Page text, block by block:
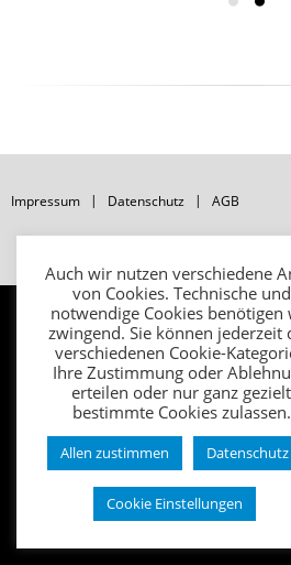
Impressum Datenschutz AGB
©
Auch wir nutzen verschiedene
von Cookies. Technische und
notwendige Cookies benötigen
zwingend. Sie können jederzeit
verschiedenen Cookie-
Ihre Zustimmung oder
erteilen oder nur ganz gezielt
bestimmte Cookies zulassen.
Allen zustimmen Datenschutz
Cookie Einstellungen